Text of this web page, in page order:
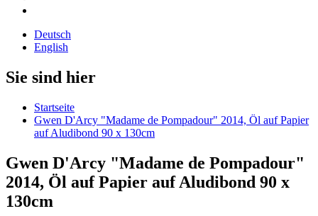
Deutsch
English
Sie sind hier
Startseite
Gwen D'Arcy "Madame de Pompadour" 2014, Öl auf Papier
auf Aludibond 90 x 130cm
Gwen D'Arcy "Madame de Pompadour"
2014, Öl auf Papier auf Aludibond 90 x
130cm